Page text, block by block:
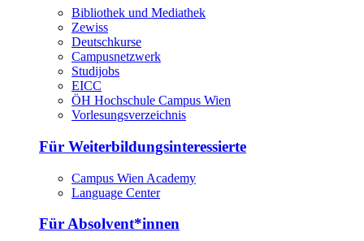
Bibliothek und Mediathek
Zewiss
Deutschkurse
Campusnetzwerk
Studijobs
EICC
ÖH Hochschule Campus Wien
Vorlesungsverzeichnis
Für Weiterbildungsinteressierte
Campus Wien Academy
Language Center
Für Absolvent*innen